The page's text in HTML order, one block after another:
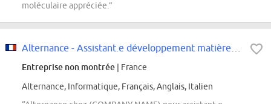
moléculaire appréciée.”
Entreprise non montrée | France
Alternance, Informatique, Français, Anglais, Italien